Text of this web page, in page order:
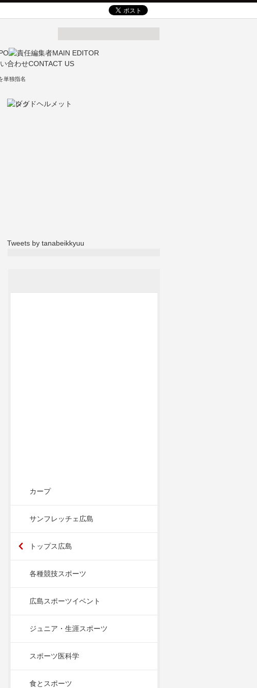
単独指名
Tweets by tanabeikkyuu
カープ
サンフレッチェ広島
トップス広島
各種競技スポーツ
広島スポーツイベント
ジュニア・生涯スポーツ
スポーツ医科学
食とスポーツ